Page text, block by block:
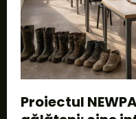
Proiectul